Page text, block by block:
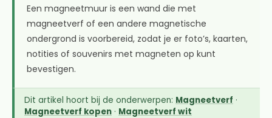
Een magneetmuur is een wand die met
magneetverf of een andere magnetische
ondergrond is voorbereid, zodat je er foto’s, kaarten,
notities of souvenirs met magneten op kunt
bevestigen.
Dit artikel hoort bij de onderwerpen: Magneetverf ·
Magneetverf kopen · Magneetverf wit